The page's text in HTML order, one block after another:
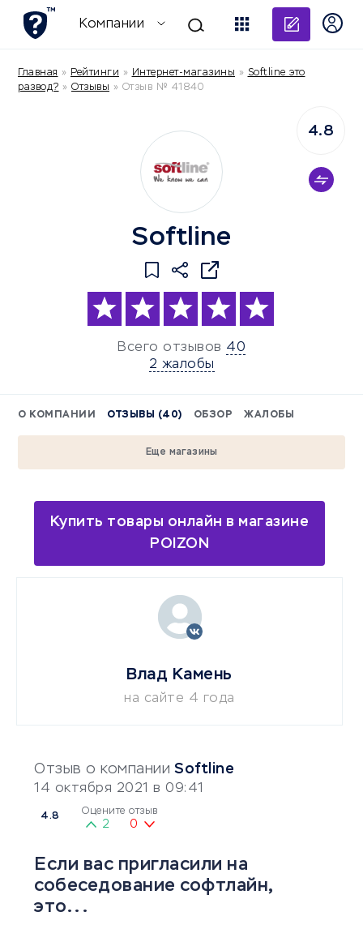
Компании
Главная » Рейтинги » Интернет-магазины » Softline это
развод? » Отзывы » Отзыв № 41840
Softline
Всего отзывов 40
2 жалобы
4.8
О КОМПАНИИ ОТЗЫВЫ (40) ОБЗОР ЖАЛОБЫ
Еще магазины
Купить товары онлайн в магазине
POIZON
Отзыв о компании Softline
14 октября 2021 в 09:41
4.8 Оцените отзыв
2 0
Если вас пригласили на
собеседование софтлайн,
это...
Влад Камень
на сайте 4 года